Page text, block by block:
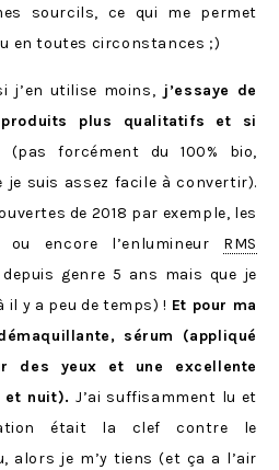
sourcils, ce qui me permet
en toutes circonstances ;)
j’en utilise moins, j’essaye de
plus qualitatifs et si
(pas forcément du 100% bio,
je suis assez facile à convertir).
de 2018 par exemple, les
ou encore l’enlumineur RMS
genre 5 ans mais que je
il y a peu de temps) ! Et pour ma
sérum (appliqué
des yeux et une excellente
et nuit). J’ai suffisamment lu et
était la clef contre le
alors je m’y tiens (et ça a l’air